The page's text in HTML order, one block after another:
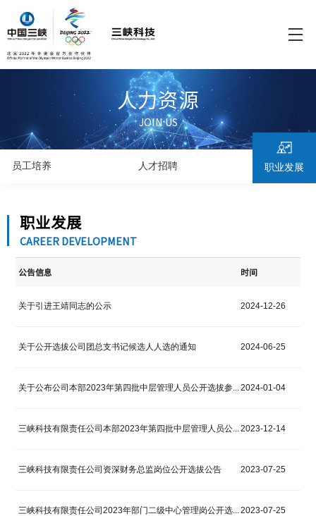
人力资源
JOIN US
员工培养 人才招聘 职业发展
职业发展
CAREER DEVELOPMENT
公告信息 时间
关于引进王靖同志的公示 2024-12-26
关于公开选拔公司团总支书记候选人人选的通知 2024-06-25
关于公布公司本部2023年第四批中层管理人员公开选拔参...2024-01-04
三峡科技有限责任公司本部2023年第四批中层管理人员公...2023-12-14
三峡科技有限责任公司资深财务总监岗位公开选拔公告 2023-07-25
三峡科技有限责任公司2023年部门二级中心管理岗公开选...2023-07-25